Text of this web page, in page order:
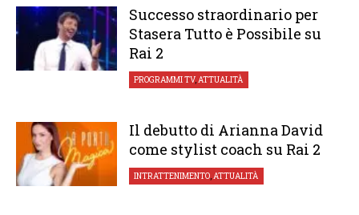
Successo straordinario per
Stasera Tutto è Possibile su
Rai 2
PROGRAMMI TV,ATTUALITÀ
Il debutto di Arianna David
come stylist coach su Rai 2
INTRATTENIMENTO,ATTUALITÀ